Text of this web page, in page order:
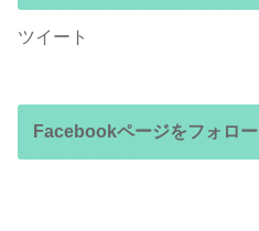
ツイート
Facebookページをフォロー